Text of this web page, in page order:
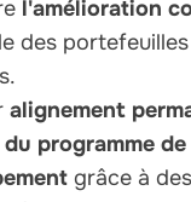
l'amélioration
des
alignement
programme
grâce à